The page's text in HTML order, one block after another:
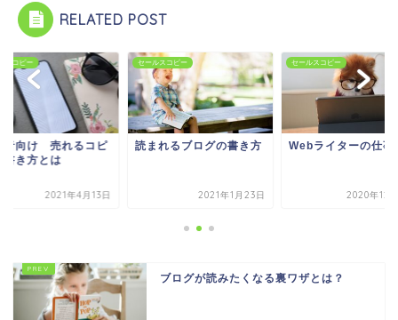
RELATED POST
スコピー
者向け 売れるコピ
書き方とは
2021年4月13日
セールスコピー
読まれるブログの書き方
2021年1月23日
セールスコピー
Webライターの仕事
2020年12
ブログが読みたくなる裏ワザとは？